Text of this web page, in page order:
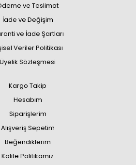
ve Teslimat
İade ve Değişim
ve İade Şartları
Veriler Politikası
Üyelik Sözleşmesi
Kargo Takip
Hesabım
Siparişlerim
Alışveriş Sepetim
Beğendiklerim
Kalite Politikamız